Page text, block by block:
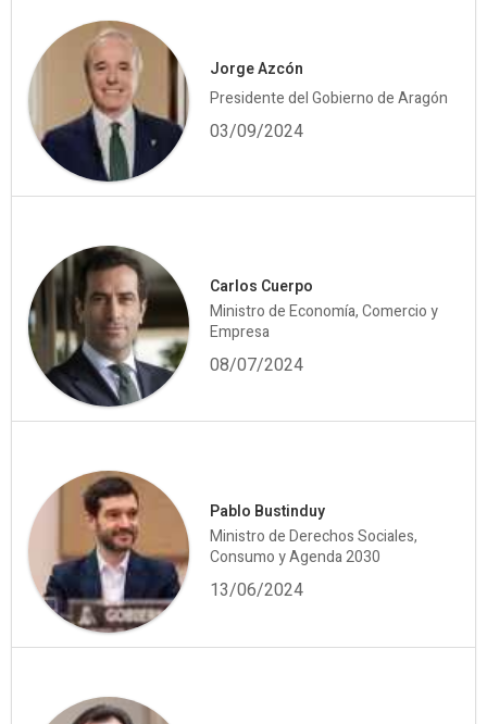
Jorge Azcón
Presidente del Gobierno de Aragón
03/09/2024
Carlos Cuerpo
Ministro de Economía, Comercio y
Empresa
08/07/2024
Pablo Bustinduy
Ministro de Derechos Sociales,
Consumo y Agenda 2030
13/06/2024